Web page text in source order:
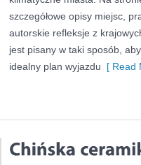
szczegółowe opisy miejsc,
autorskie refleksje z
jest pisany w taki sposób,
idealny plan wyjazdu [ Read